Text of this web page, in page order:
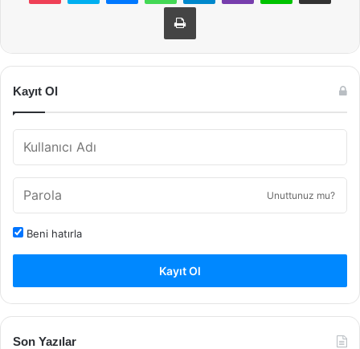
Yazdır
Kayıt Ol
Unuttunuz mu?
Beni hatırla
Kayıt Ol
Son Yazılar